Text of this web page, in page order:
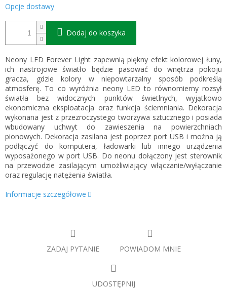
Opcje dostawy
Dodaj do koszyka
Neony LED Forever Light zapewnią piękny efekt kolorowej łuny,
ich nastrojowe światło będzie pasować do wnętrza pokoju
gracza, gdzie kolory w niepowtarzalny sposób podkreślą
atmosferę. To co wyróżnia neony LED to równomierny rozsył
światła bez widocznych punktów świetlnych, wyjątkowo
ekonomiczna eksploatacja oraz funkcja ściemniania. Dekoracja
wykonana jest z przezroczystego tworzywa sztucznego i posiada
wbudowany uchwyt do zawieszenia na powierzchniach
pionowych. Dekoracja zasilana jest poprzez port USB i można ją
podłączyć do komputera, ładowarki lub innego urządzenia
wyposażonego w port USB. Do neonu dołączony jest sterownik
na przewodzie zasilającym umożliwiający włączanie/wyłączanie
oraz regulację natężenia światła.
Informacje szczegółowe
ZADAJ PYTANIE POWIADOM MNIE
UDOSTĘPNIJ